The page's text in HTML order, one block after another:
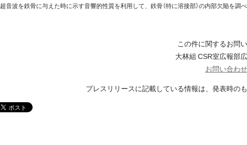
超音波を鉄骨に与えた時に示す音響的性質を利用して、鉄骨（特に溶接部）の内部欠陥を調
この件に関するお問
大林組 CSR室広報部
お問い合わ
プレスリリースに記載している情報は、発表時の